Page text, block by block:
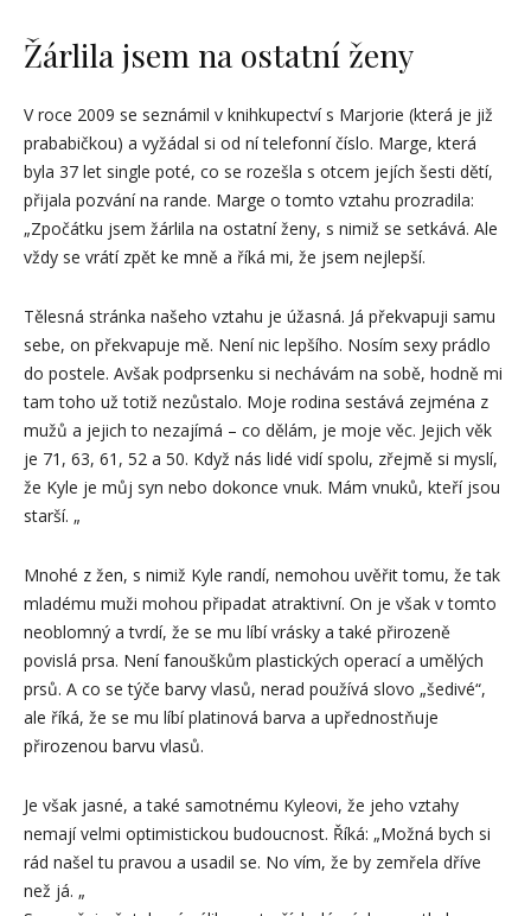
Žárlila jsem na ostatní ženy
V roce 2009 se seznámil v knihkupectví s Marjorie (která je již
prababičkou) a vyžádal si od ní telefonní číslo. Marge, která
byla 37 let single poté, co se rozešla s otcem jejích šesti dětí,
přijala pozvání na rande. Marge o tomto vztahu prozradila:
„Zpočátku jsem žárlila na ostatní ženy, s nimiž se setkává. Ale
vždy se vrátí zpět ke mně a říká mi, že jsem nejlepší.
Tělesná stránka našeho vztahu je úžasná. Já překvapuji samu
sebe, on překvapuje mě. Není nic lepšího. Nosím sexy prádlo
do postele. Avšak podprsenku si nechávám na sobě, hodně mi
tam toho už totiž nezůstalo. Moje rodina sestává zejména z
mužů a jejich to nezajímá – co dělám, je moje věc. Jejich věk
je 71, 63, 61, 52 a 50. Když nás lidé vidí spolu, zřejmě si myslí,
že Kyle je můj syn nebo dokonce vnuk. Mám vnuků, kteří jsou
starší. „
Mnohé z žen, s nimiž Kyle randí, nemohou uvěřit tomu, že tak
mladému muži mohou připadat atraktivní. On je však v tomto
neoblomný a tvrdí, že se mu líbí vrásky a také přirozeně
povislá prsa. Není fanouškům plastických operací a umělých
prsů. A co se týče barvy vlasů, nerad používá slovo „šedivé“,
ale říká, že se mu líbí platinová barva a upřednostňuje
přirozenou barvu vlasů.
Je však jasné, a také samotnému Kyleovi, že jeho vztahy
nemají velmi optimistickou budoucnost. Říká: „Možná bych si
rád našel tu pravou a usadil se. No vím, že by zemřela dříve
než já. „